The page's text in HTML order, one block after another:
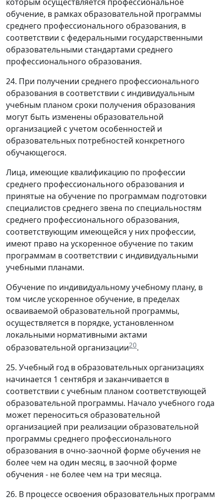
обучение, в рамках образовательной программы
среднего профессионального образования, в
соответствии с федеральными государственными
образовательными стандартами среднего
профессионального образования.
24. При получении среднего профессионального
образования в соответствии с индивидуальным
учебным планом сроки получения образования
могут быть изменены образовательной
организацией с учетом особенностей и
образовательных потребностей конкретного
обучающегося.
Лица, имеющие квалификацию по профессии
среднего профессионального образования и
принятые на обучение по программам подготовки
специалистов среднего звена по специальностям
среднего профессионального образования,
соответствующим имеющейся у них профессии,
имеют право на ускоренное обучение по таким
программам в соответствии с индивидуальными
учебными планами.
Обучение по индивидуальному учебному плану, в
том числе ускоренное обучение, в пределах
осваиваемой образовательной программы,
осуществляется в порядке, установленном
локальными нормативными актами
образовательной организации20.
25. Учебный год в образовательных организациях
начинается 1 сентября и заканчивается в
соответствии с учебным планом соответствующей
образовательной программы. Начало учебного года
может переноситься образовательной
организацией при реализации образовательной
программы среднего профессионального
образования в очно-заочной форме обучения не
более чем на один месяц, в заочной форме
обучения - не более чем на три месяца.
26. В процессе освоения образовательных программ